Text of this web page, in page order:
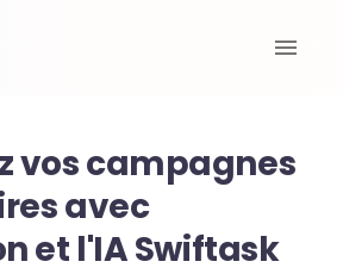
vos campagnes
avec
et l'IA Swiftask